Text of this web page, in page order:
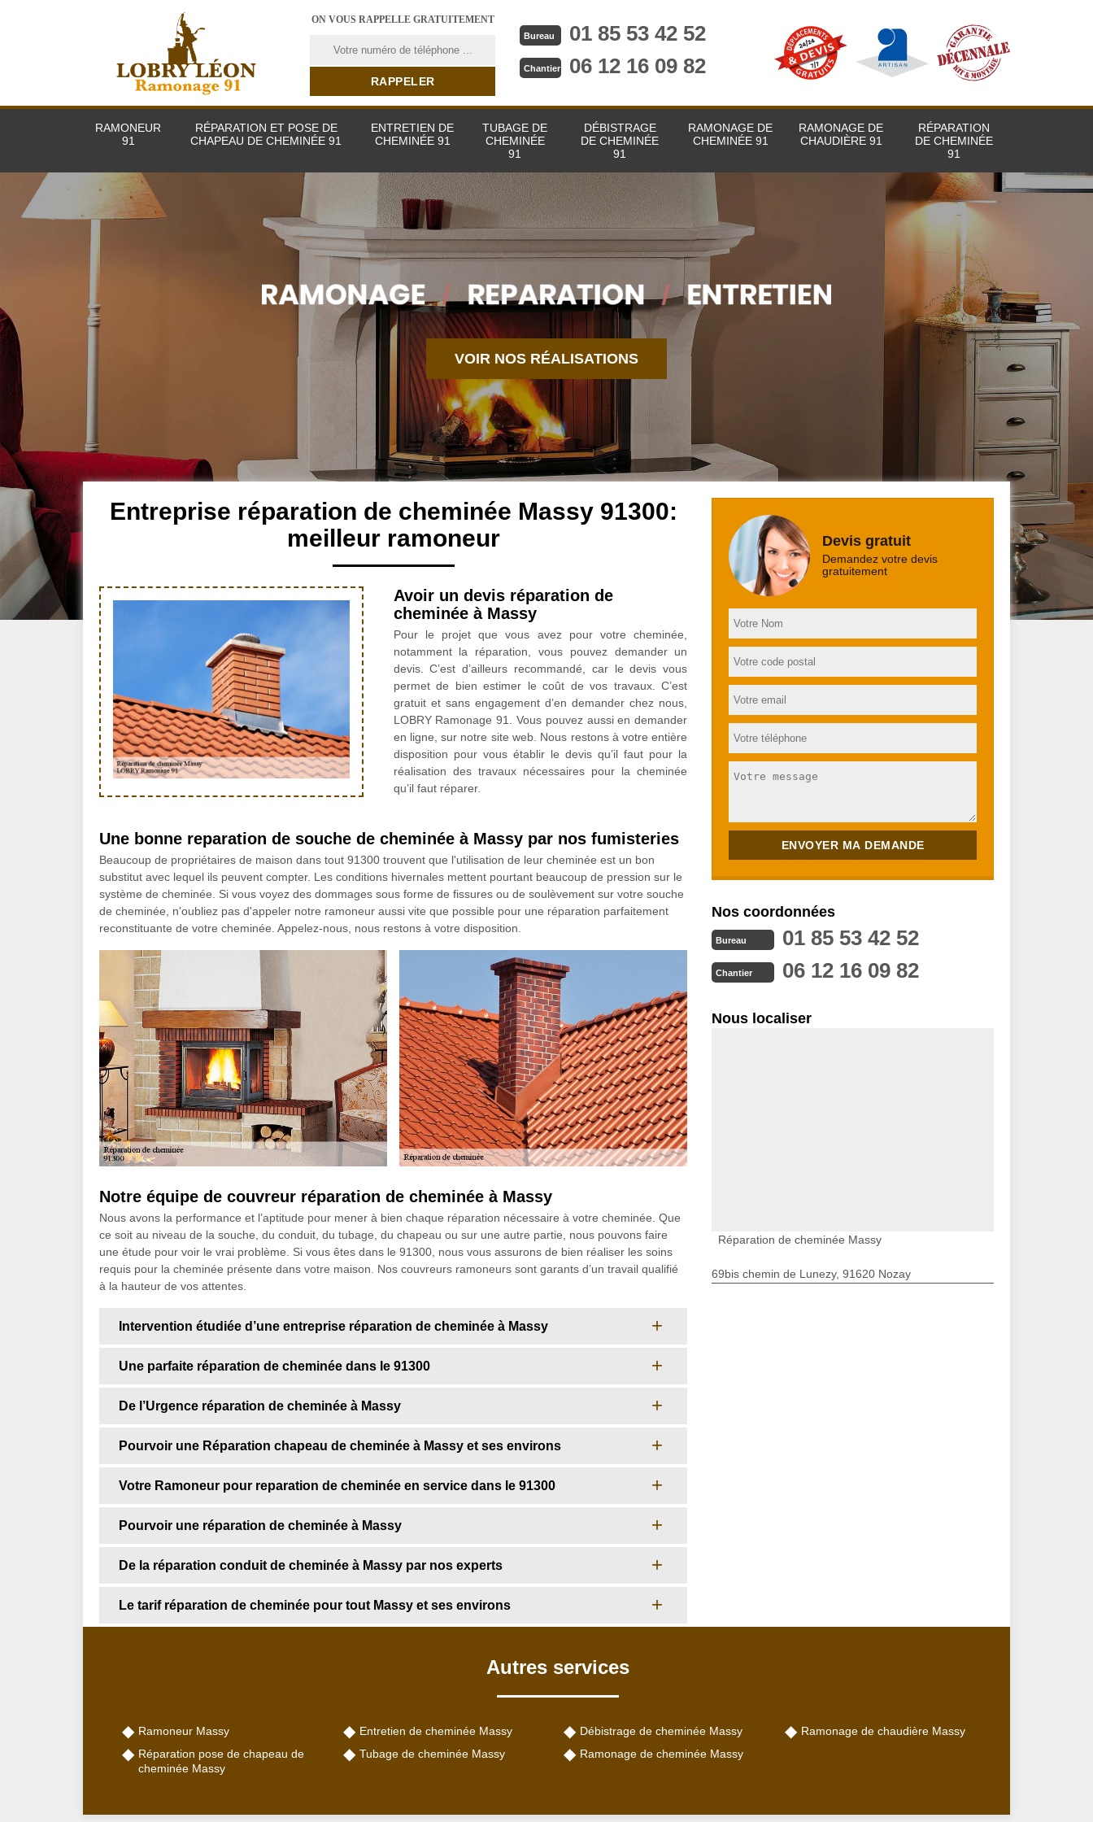
ON VOUS RAPPELLE GRATUITEMENT
Bureau 01 85 53 42 52
Chantier 06 12 16 09 82
RAMONEUR
91
RÉPARATION ET POSE DE
CHAPEAU DE CHEMINÉE 91
ENTRETIEN DE
CHEMINÉE 91
TUBAGE DE
CHEMINÉE
91
DÉBISTRAGE
DE CHEMINÉE
91
RAMONAGE DE
CHEMINÉE 91
RAMONAGE DE
CHAUDIÈRE 91
RÉPARATION
DE CHEMINÉE
91
VOIR NOS RÉALISATIONS
Entreprise réparation de cheminée Massy 91300:
meilleur ramoneur
Avoir un devis réparation de
cheminée à Massy
Pour le projet que vous avez pour votre cheminée,
notamment la réparation, vous pouvez demander un
devis. C’est d’ailleurs recommandé, car le devis vous
permet de bien estimer le coût de vos travaux. C’est
gratuit et sans engagement d’en demander chez nous,
LOBRY Ramonage 91. Vous pouvez aussi en demander
en ligne, sur notre site web. Nous restons à votre entière
disposition pour vous établir le devis qu’il faut pour la
réalisation des travaux nécessaires pour la cheminée
qu’il faut réparer.
Une bonne reparation de souche de cheminée à Massy par nos fumisteries
Beaucoup de propriétaires de maison dans tout 91300 trouvent que l'utilisation de leur cheminée est un bon
substitut avec lequel ils peuvent compter. Les conditions hivernales mettent pourtant beaucoup de pression sur le
système de cheminée. Si vous voyez des dommages sous forme de fissures ou de soulèvement sur votre souche
de cheminée, n'oubliez pas d'appeler notre ramoneur aussi vite que possible pour une réparation parfaitement
reconstituante de votre cheminée. Appelez-nous, nous restons à votre disposition.
Notre équipe de couvreur réparation de cheminée à Massy
Nous avons la performance et l’aptitude pour mener à bien chaque réparation nécessaire à votre cheminée. Que
ce soit au niveau de la souche, du conduit, du tubage, du chapeau ou sur une autre partie, nous pouvons faire
une étude pour voir le vrai problème. Si vous êtes dans le 91300, nous vous assurons de bien réaliser les soins
requis pour la cheminée présente dans votre maison. Nos couvreurs ramoneurs sont garants d’un travail qualifié
à la hauteur de vos attentes.
Intervention étudiée d’une entreprise réparation de cheminée à Massy
Une parfaite réparation de cheminée dans le 91300
De l’Urgence réparation de cheminée à Massy
Pourvoir une Réparation chapeau de cheminée à Massy et ses environs
Votre Ramoneur pour reparation de cheminée en service dans le 91300
Pourvoir une réparation de cheminée à Massy
De la réparation conduit de cheminée à Massy par nos experts
Le tarif réparation de cheminée pour tout Massy et ses environs
Devis gratuit
Demandez votre devis
gratuitement
Nos coordonnées
Bureau 01 85 53 42 52
Chantier 06 12 16 09 82
Nous localiser
Réparation de cheminée Massy
69bis chemin de Lunezy, 91620 Nozay
Autres services
Ramoneur Massy
Réparation pose de chapeau de
cheminée Massy
Entretien de cheminée Massy
Tubage de cheminée Massy
Débistrage de cheminée Massy
Ramonage de cheminée Massy
Ramonage de chaudière Massy